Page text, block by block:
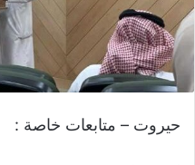
حيروت – متابعات خاصة :